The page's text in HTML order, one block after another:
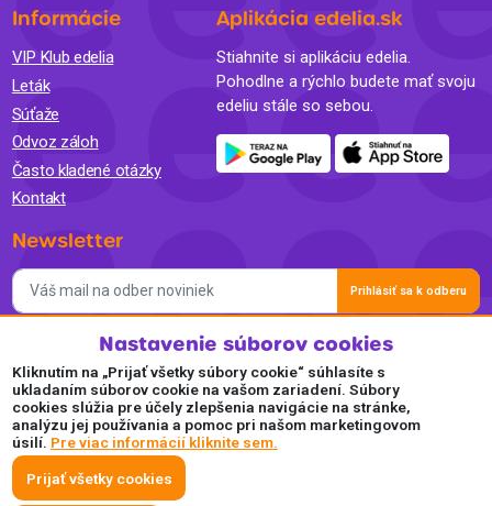
Informácie
VIP Klub edelia
Leták
Súťaže
Odvoz záloh
Často kladené otázky
Kontakt
Aplikácia edelia.sk
Stiahnite si aplikáciu edelia.
Pohodlne a rýchlo budete mať svoju
edeliu stále so sebou.
Newsletter
Prihlásiť sa k odberu
Súhlasím so spracovaním osobných údajov a so zasielaním
newslettra na marketingové účely a oboznámil som sa so
Zásadami ochrany osobných údajov.
Akceptujeme
Plaťte pohodlne a bezpečne online.
Nastavenie súborov cookies
Kliknutím na „Prijať všetky súbory cookie“ súhlasíte s
ukladaním súborov cookie na vašom zariadení. Súbory
cookies slúžia pre účely zlepšenia navigácie na stránke,
analýzu jej používania a pomoc pri našom marketingovom
úsilí. Pre viac informácií kliknite sem.
Prijať všetky cookies